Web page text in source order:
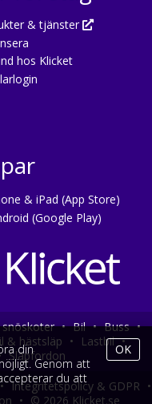
& tjänster
hos Klicket
& iPad (App Store)
(Google Play)
snöskoter • Bil • Buss •
& hästsläp • Lastbil •
Släpfordon
Integritetspolicy & GDPR •
• © 2026 Klicket.se
din
Genom att
du att
OK